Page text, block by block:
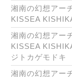
湘南の幻想アー
KISSEA
湘南の幻想アー
KISSEA
ジトカゲモドキ
湘南の幻想アー